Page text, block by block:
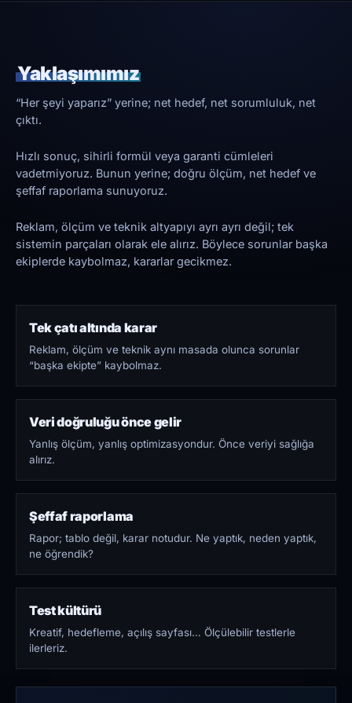
Yaklaşımımız
“Her şeyi yaparız” yerine; net hedef, net sorumluluk, net
çıktı.
Hızlı sonuç, sihirli formül veya garanti cümleleri
vadetmiyoruz. Bunun yerine; doğru ölçüm, net hedef ve
şeffaf raporlama sunuyoruz.
Reklam, ölçüm ve teknik altyapıyı ayrı ayrı değil; tek
sistemin parçaları olarak ele alırız. Böylece sorunlar başka
ekiplerde kaybolmaz, kararlar gecikmez.
Tek çatı altında karar
Reklam, ölçüm ve teknik aynı masada olunca sorunlar
“başka ekipte” kaybolmaz.
Veri doğruluğu önce gelir
Yanlış ölçüm, yanlış optimizasyondur. Önce veriyi sağlığa
alırız.
Şeffaf raporlama
Rapor; tablo değil, karar notudur. Ne yaptık, neden yaptık,
ne öğrendik?
Test kültürü
Kreatif, hedefleme, açılış sayfası… Ölçülebilir testlerle
ilerleriz.